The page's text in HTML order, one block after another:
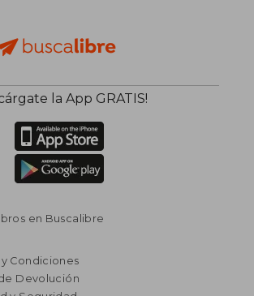
la App GRATIS!
en Buscalibre
Condiciones
Devolución